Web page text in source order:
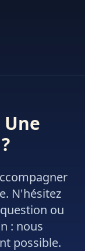
N'hésitez
ou
: nous
possible.